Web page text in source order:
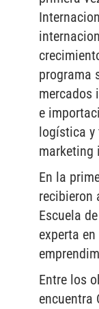
programa
mercados
e
logística y
marketing
En la
recibieron
Escuela
experta
Entre los
encuentra